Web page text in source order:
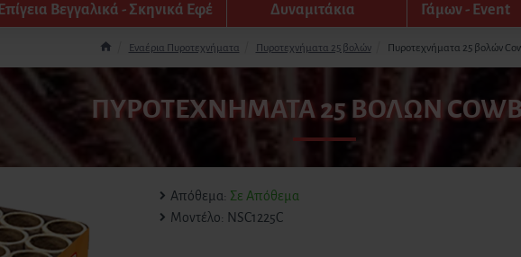
Επίγεια Βεγγαλικά - Σκηνικά Εφέ
Δυναμιτάκια
Γάμων - Event
Εναέρια Πυροτεχνήματα Πυροτεχνήματα 25 βολών Πυροτεχνήματα 25 βολών
ΠΥΡΟΤΕΧΝΉΜΑΤΑ 25 ΒΟΛΏΝ
Απόθεμα: Σε Απόθεμα
Μοντέλο: NSC1225C